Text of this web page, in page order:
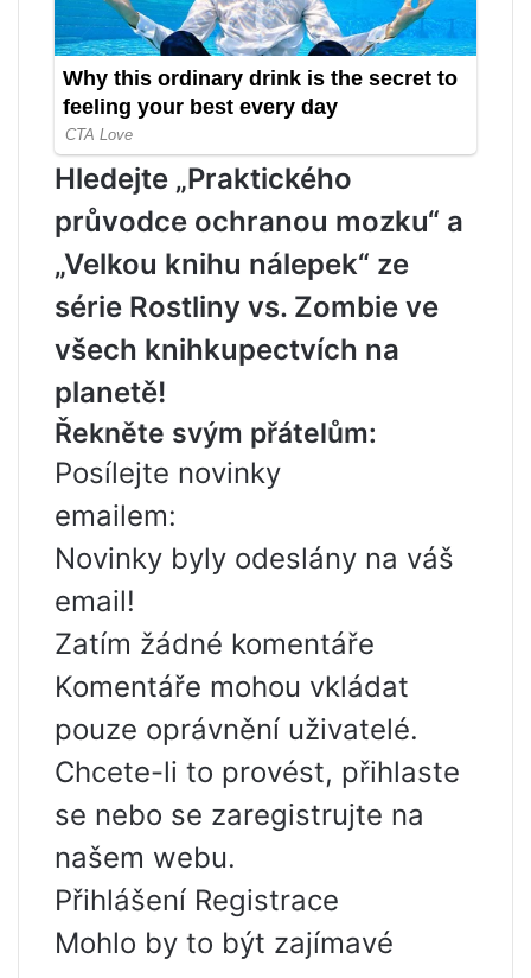
Hledejte „Praktického
průvodce ochranou mozku“ a
„Velkou knihu nálepek“ ze
série Rostliny vs. Zombie ve
všech knihkupectvích na
planetě!
Řekněte svým přátelům:
Posílejte novinky
emailem:
Novinky byly odeslány na váš
email!
Zatím žádné komentáře
Komentáře mohou vkládat
pouze oprávnění uživatelé.
Chcete-li to provést, přihlaste
se nebo se zaregistrujte na
našem webu.
Přihlášení Registrace
Mohlo by to být zajímavé